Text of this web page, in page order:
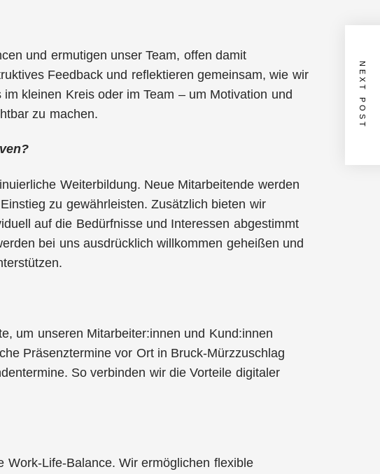
und ermutigen unser Team, offen damit
Feedback und reflektieren gemeinsam, wie wir
kleinen Kreis oder im Team – um Motivation und
zu machen.
Weiterbildung. Neue Mitarbeitende werden
zu gewährleisten. Zusätzlich bieten wir
auf die Bedürfnisse und Interessen abgestimmt
bei uns ausdrücklich willkommen geheißen und
um unseren Mitarbeiter:innen und Kund:innen
Präsenztermine vor Ort in Bruck-Mürzzuschlag
So verbinden wir die Vorteile digitaler
Life-Balance. Wir ermöglichen flexible
NEXT POST